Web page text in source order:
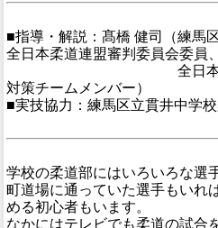
■指導・解説：髙橋 健司（練馬
全日本柔道連盟審判委員会委員、
全日
対策チームメンバー）
■実技協力：練馬区立貫井中学
学校の柔道部にはいろいろな選
町道場に通っていた選手もいれ
める初心者もいます。
なかにはテレビでも柔道の試合